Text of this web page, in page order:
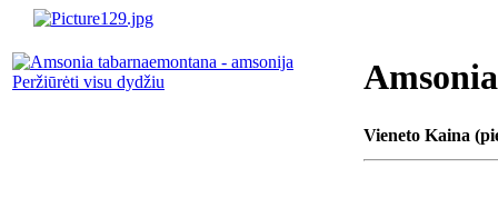
Peržiūrėti visu dydžiu
Vieneto Kaina